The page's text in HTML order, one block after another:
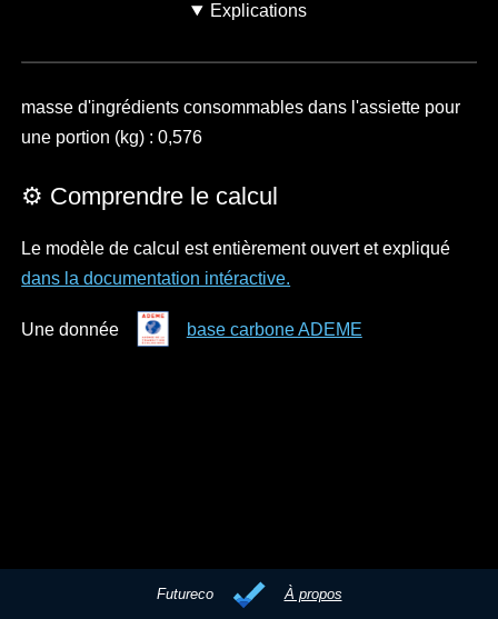
Explications
masse d'ingrédients consommables dans l'assiette pour
une portion (kg) : 0,576
⚙️ Comprendre le calcul
Le modèle de calcul est entièrement ouvert et expliqué
dans la documentation intéractive.
Une donnée base carbone ADEME
Futureco À propos